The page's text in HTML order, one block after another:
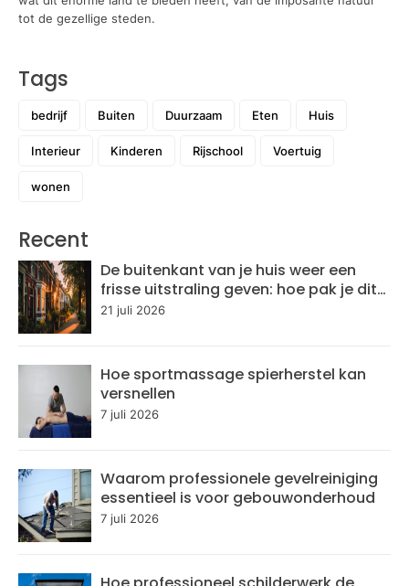
tot de gezellige steden.
Tags
bedrijf Buiten Duurzaam Eten Huis
Interieur Kinderen Rijschool Voertuig
wonen
Recent
De buitenkant van je huis weer een
frisse uitstraling geven: hoe pak je dit
aan?
21 juli 2026
Hoe sportmassage spierherstel kan
versnellen
7 juli 2026
Waarom professionele gevelreiniging
essentieel is voor gebouwonderhoud
7 juli 2026